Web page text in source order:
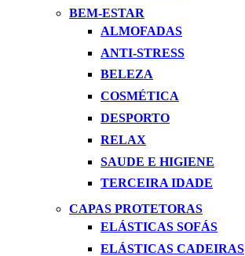
BEM-ESTAR
ALMOFADAS
ANTI-STRESS
BELEZA
COSMÉTICA
DESPORTO
RELAX
SAUDE E HIGIENE
TERCEIRA IDADE
CAPAS PROTETORAS
ELÁSTICAS SOFÁS
ELÁSTICAS CADEIRAS